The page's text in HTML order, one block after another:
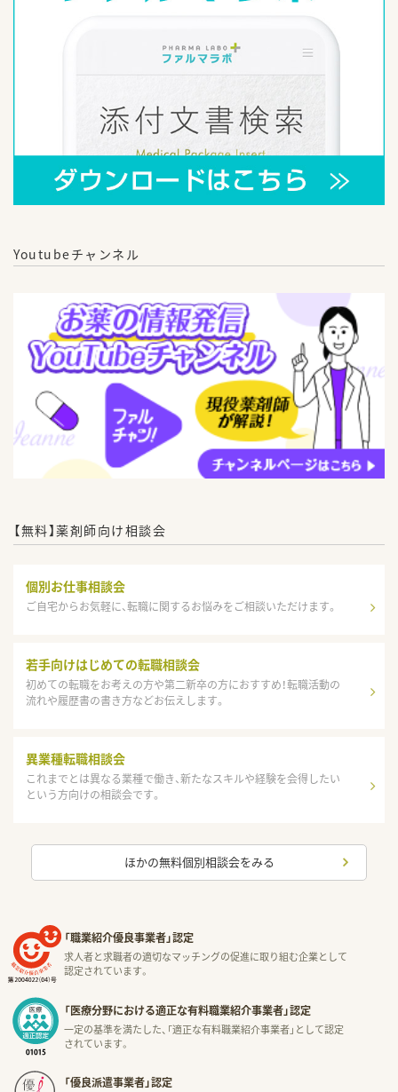
Youtubeチャンネル
【無料】薬剤師向け相談会
個別お仕事相談会
ご自宅からお気軽に、転職に関するお悩みをご相談いただけます。
若手向けはじめての転職相談会
初めての転職をお考えの方や第二新卒の方におすすめ！転職活動の
流れや履歴書の書き方などお伝えします。
異業種転職相談会
これまでとは異なる業種で働き、新たなスキルや経験を会得したい
という方向けの相談会です。
ほかの無料個別相談会をみる
「職業紹介優良事業者」認定
求人者と求職者の適切なマッチングの促進に取り組む企業として
認定されています。
「医療分野における適正な有料職業紹介事業者」認定
一定の基準を満たした、「適正な有料職業紹介事業者」として認定
されています。
「優良派遣事業者」認定